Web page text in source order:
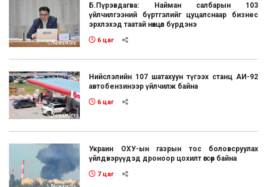
Б.Пүрэвдагва: Найман салбарын 103
үйлчилгээний бүртгэлийг цуцалснаар бизнес
эрхлэхэд таатай нөхцөл бүрдэнэ
6 цаг
Нийслэлийн 107 шатахуун түгээх станц АИ-92
автобензинээр үйлчилж байна
6 цаг
Украин ОХУ-ын газрын тос боловсруулах
үйлдвэрүүдэд дроноор цохилт өгсөөр байна
7 цаг